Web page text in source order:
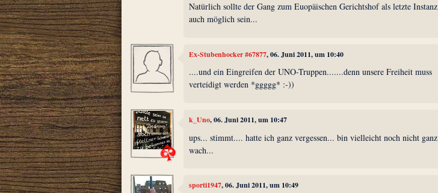
Natürlich sollte der Gang zum Euopäischen Gerichtshof als letzte Instanz
auch möglich sein...
Ex-Stubenhocker #67877, 06. Juni 2011, um 10:40
....und ein Eingreifen der UNO-Truppen.......denn unsere Freiheit muss
verteidigt werden *ggggg* :-))
k_Uno, 06. Juni 2011, um 10:47
ups... stimmt.... hatte ich ganz vergessen... bin vielleicht noch nicht ganz
wach...
sporti1947, 06. Juni 2011, um 10:49